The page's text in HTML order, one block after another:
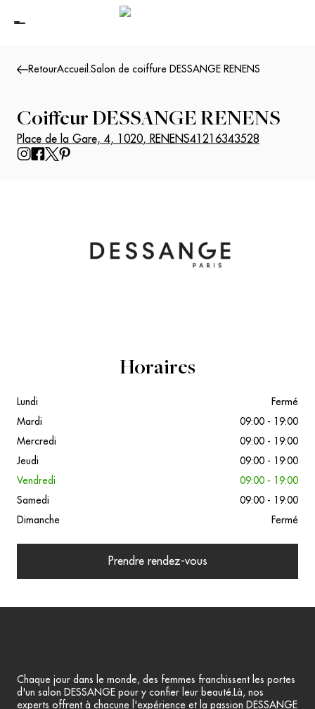
RetourAccueil .Salon de coiffure DESSANGE RENENS
Coiffeur DESSANGE RENENS
Place de la Gare, 4, 1020, RENENS41216343528
Chaque jour dans le monde, des femmes franchissent les portes
d'un salon DESSANGE pour y confier leur beauté.Là, nos
experts offrent à chacune l'expérience et la passion DESSANGE
Horaires
Lundi
Fermé
Mardi
09:00 - 19:00
Mercredi
09:00 - 19:00
Jeudi
09:00 - 19:00
Vendredi
09:00 - 19:00
Samedi
09:00 - 19:00
Dimanche
Fermé
Prendre rendez-vous